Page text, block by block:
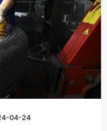
04-24